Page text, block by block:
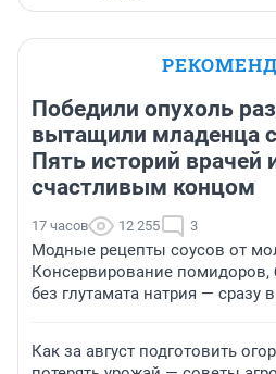
Победили опухоль
вытащили младенца с
Пять историй врачей
счастливым концом
17 часов 12 255 3
Модные рецепты соусов от
Консервирование помидоров,
без глутамата натрия — сразу
Как за август подготовить